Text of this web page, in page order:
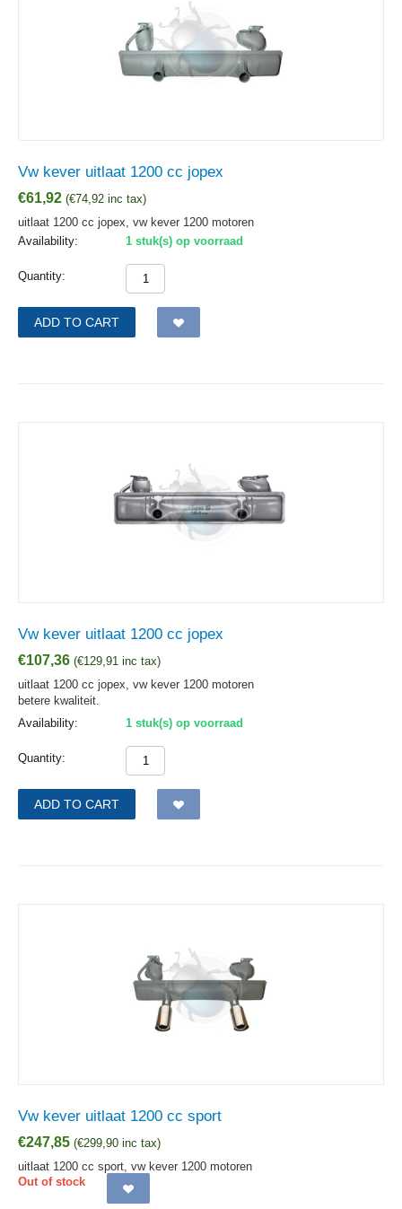
Vw kever uitlaat 1200 cc jopex
€61,92 (€74,92 inc tax)
uitlaat 1200 cc jopex, vw kever 1200 motoren
Availability:
1 stuk(s) op voorraad
Quantity:
ADD TO CART
Vw kever uitlaat 1200 cc jopex
€107,36 (€129,91 inc tax)
uitlaat 1200 cc jopex, vw kever 1200 motoren
betere kwaliteit.
Availability:
1 stuk(s) op voorraad
Quantity:
ADD TO CART
Vw kever uitlaat 1200 cc sport
€247,85 (€299,90 inc tax)
uitlaat 1200 cc sport, vw kever 1200 motoren
Out of stock